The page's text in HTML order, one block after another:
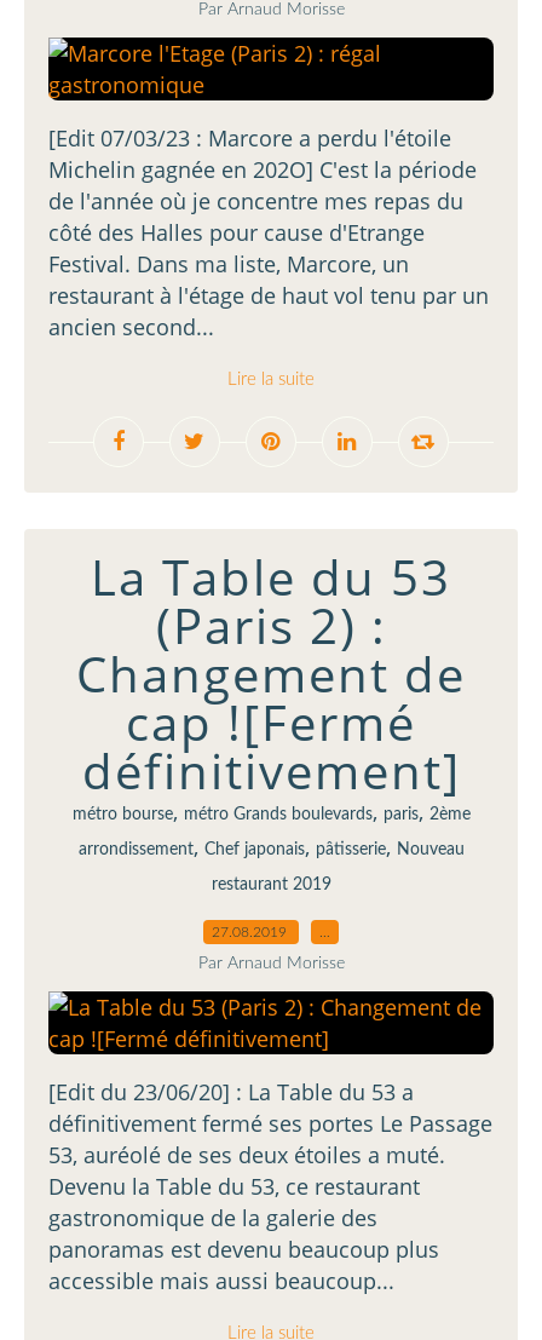
Par Arnaud Morisse
[Edit 07/03/23 : Marcore a perdu l'étoile
Michelin gagnée en 202O] C'est la période
de l'année où je concentre mes repas du
côté des Halles pour cause d'Etrange
Festival. Dans ma liste, Marcore, un
restaurant à l'étage de haut vol tenu par un
ancien second...
Lire la suite
La Table du 53
(Paris 2) :
Changement de
cap ![Fermé
définitivement]
métro bourse, métro Grands boulevards, paris, 2ème
arrondissement, Chef japonais, pâtisserie, Nouveau
restaurant 2019
27.08.2019
Par Arnaud Morisse
[Edit du 23/06/20] : La Table du 53 a
définitivement fermé ses portes Le Passage
53, auréolé de ses deux étoiles a muté.
Devenu la Table du 53, ce restaurant
gastronomique de la galerie des
panoramas est devenu beaucoup plus
accessible mais aussi beaucoup...
Lire la suite